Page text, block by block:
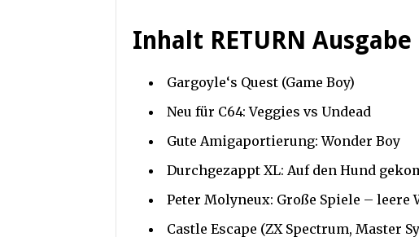
Inhalt RETURN Ausgabe
Gargoyle‘s Quest (Game Boy)
Neu für C64: Veggies vs Undead
Gute Amigaportierung: Wonder Boy
Durchgezappt XL: Auf den Hund
Peter Molyneux: Große Spiele – leere
Castle Escape (ZX Spectrum, Master